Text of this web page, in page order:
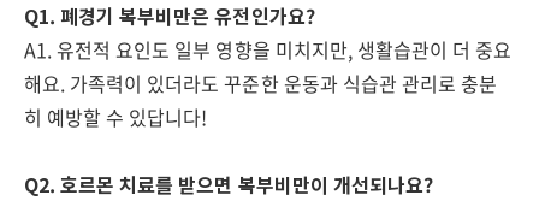
Q1. 폐경기 복부비만은 유전인가요?
A1. 유전적 요인도 일부 영향을 미치지만, 생활습관이 더 중요
해요. 가족력이 있더라도 꾸준한 운동과 식습관 관리로 충분
히 예방할 수 있답니다!
Q2. 호르몬 치료를 받으면 복부비만이 개선되나요?